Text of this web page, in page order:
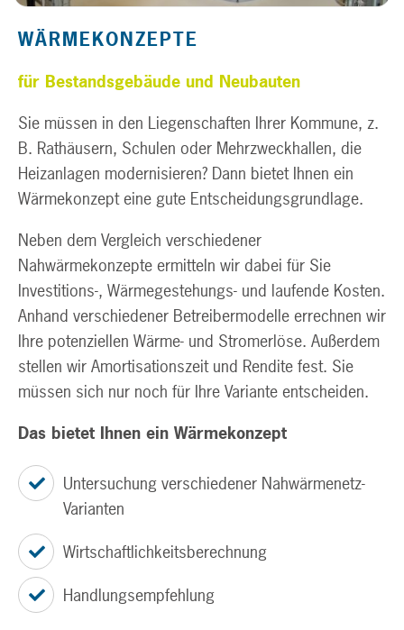
WÄRMEKONZEPTE
für Bestandsgebäude und Neubauten
Sie müssen in den Liegenschaften Ihrer Kommune, z.
B. Rathäusern, Schulen oder Mehrzweckhallen, die
Heizanlagen modernisieren? Dann bietet Ihnen ein
Wärmekonzept eine gute Entscheidungsgrundlage.
Neben dem Vergleich verschiedener
Nahwärmekonzepte ermitteln wir dabei für Sie
Investitions-, Wärmegestehungs- und laufende Kosten.
Anhand verschiedener Betreibermodelle errechnen wir
Ihre potenziellen Wärme- und Stromerlöse. Außerdem
stellen wir Amortisationszeit und Rendite fest. Sie
müssen sich nur noch für Ihre Variante entscheiden.
Das bietet Ihnen ein Wärmekonzept
Untersuchung verschiedener Nahwärmenetz-
Varianten
Wirtschaftlichkeitsberechnung
Handlungsempfehlung